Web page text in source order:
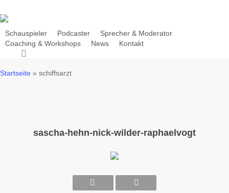
to
main
content
Schauspieler Podcaster
Sprecher & Moderator
Coaching & Workshops
News Kontakt
Startseite » schiffsarzt
sascha-hehn-nick-wilder-raphaelvogt